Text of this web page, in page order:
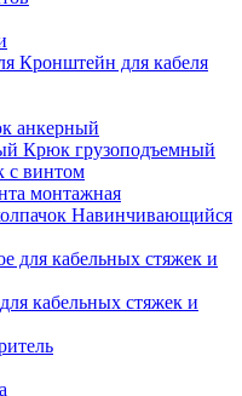
Кронштейн для кабеля
анкерный
Крюк грузоподъемный
с винтом
монтажная
Навинчивающийся
кабельных стяжек и